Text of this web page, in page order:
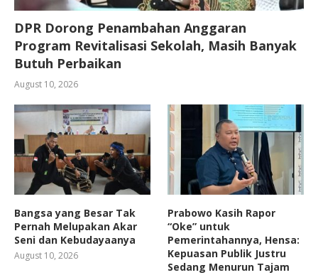
DPR Dorong Penambahan Anggaran
Program Revitalisasi Sekolah, Masih Banyak
Butuh Perbaikan
August 10, 2026
Bangsa yang Besar Tak
Pernah Melupakan Akar
Seni dan Kebudayaanya
August 10, 2026
Prabowo Kasih Rapor
“Oke” untuk
Pemerintahannya, Hensa:
Kepuasan Publik Justru
Sedang Menurun Tajam